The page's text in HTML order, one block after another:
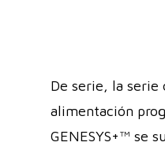
De serie, la serie
alimentación
GENESYS+™ se